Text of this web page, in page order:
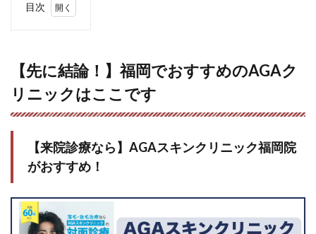
目次
論！】
福岡で
おすす
めの
AGA
ックは
ここで
す
【来
院診
療な
【先に結論！】福岡でおすすめのAGAク
リニックはここです
【来院診療なら】AGAスキンクリニック福岡院
がおすすめ！